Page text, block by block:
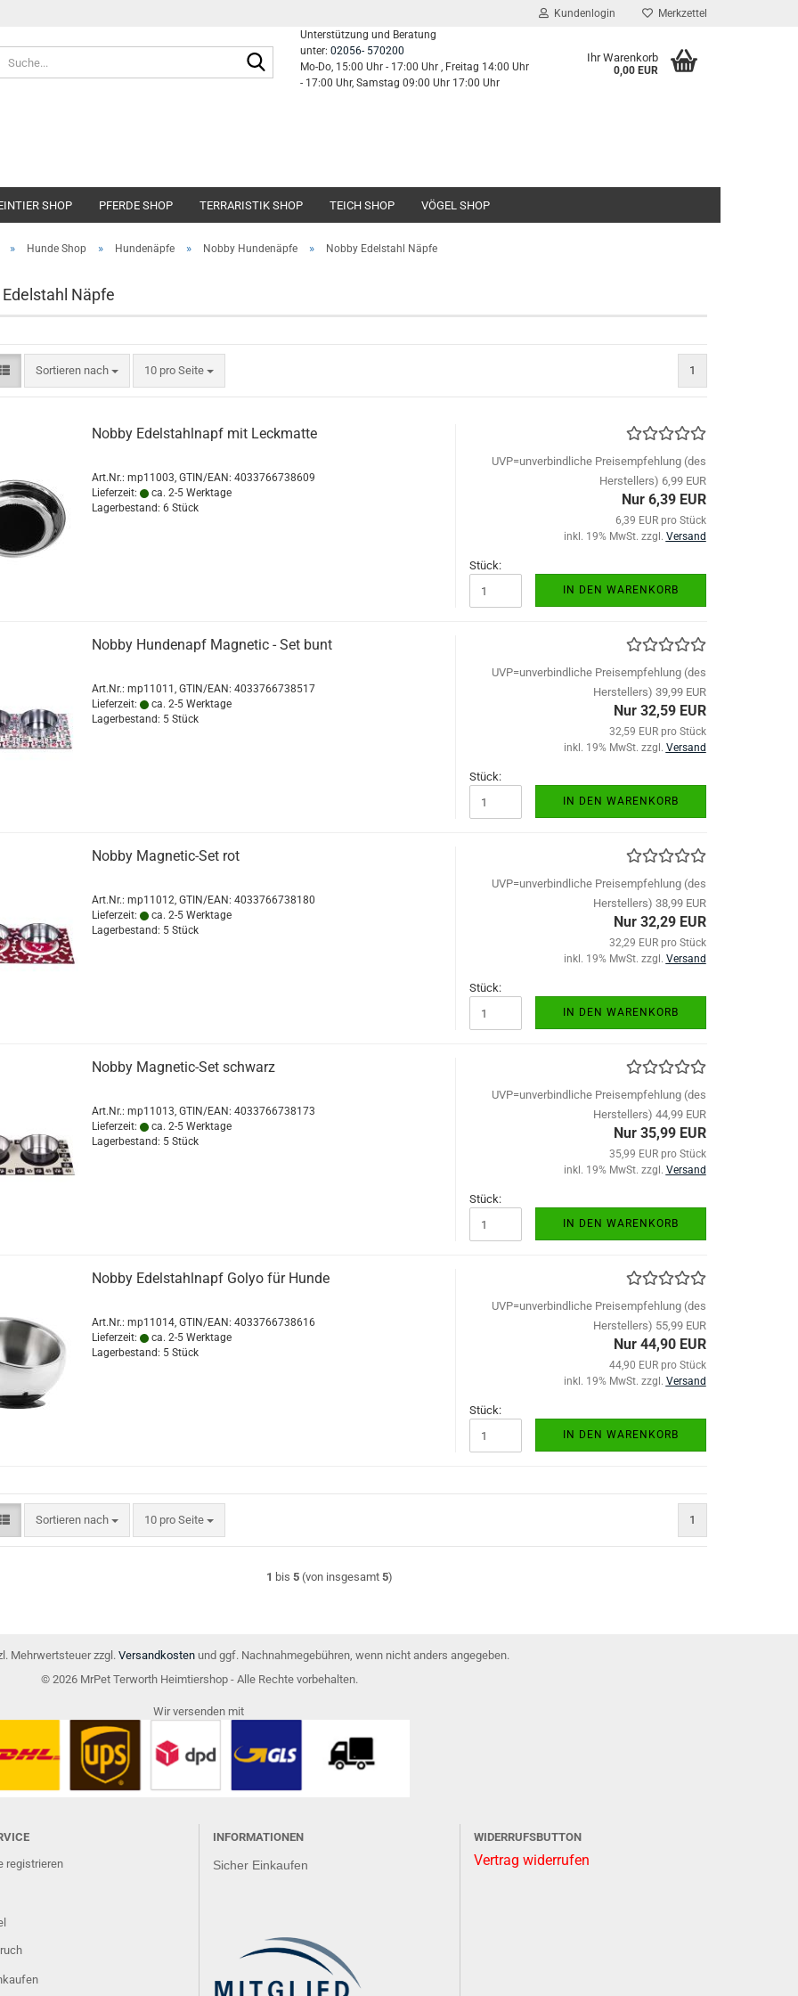
Kundenlogin Merkzettel
Suche...
Unterstützung und Beratung
unter: 02056- 570200
Mo-Do, 15:00 Uhr - 17:00 Uhr , Freitag 14:00 Uhr
- 17:00 Uhr, Samstag 09:00 Uhr 17:00 Uhr
Ihr Warenkorb
0,00 EUR
SHOP PFERDE SHOP TERRARISTIK SHOP TEICH SHOP VÖGEL SHOP
» Hunde Shop » Hundenäpfe » Nobby Hundenäpfe » Nobby Edelstahl Näpfe
Näpfe
Sortieren nach
Sortieren nach 10 pro Seite
pro Seite 1
Nobby Edelstahlnapf mit Leckmatte
Art.Nr.: mp11003 GTIN/EAN: 4033766738609
Lieferzeit:
ca. 2-5 Werktage
Lagerbestand: 6 Stück
UVP=unverbindliche Preisempfehlung (des
Herstellers) 6,99 EUR
Nur 6,39 EUR
6,39 EUR pro Stück
inkl. 19% MwSt. zzgl. Versand
Stück:
IN DEN WARENKORB
Nobby Hundenapf Magnetic - Set bunt
Art.Nr.: mp11011 GTIN/EAN: 4033766738517
Lieferzeit:
ca. 2-5 Werktage
Lagerbestand: 5 Stück
UVP=unverbindliche Preisempfehlung (des
Herstellers) 39,99 EUR
Nur 32,59 EUR
32,59 EUR pro Stück
inkl. 19% MwSt. zzgl. Versand
Stück:
IN DEN WARENKORB
Nobby Magnetic-Set rot
Art.Nr.: mp11012 GTIN/EAN: 4033766738180
Lieferzeit:
ca. 2-5 Werktage
Lagerbestand: 5 Stück
UVP=unverbindliche Preisempfehlung (des
Herstellers) 38,99 EUR
Nur 32,29 EUR
32,29 EUR pro Stück
inkl. 19% MwSt. zzgl. Versand
Stück:
IN DEN WARENKORB
Nobby Magnetic-Set schwarz
Art.Nr.: mp11013 GTIN/EAN: 4033766738173
Lieferzeit:
ca. 2-5 Werktage
Lagerbestand: 5 Stück
UVP=unverbindliche Preisempfehlung (des
Herstellers) 44,99 EUR
Nur 35,99 EUR
35,99 EUR pro Stück
inkl. 19% MwSt. zzgl. Versand
Stück:
IN DEN WARENKORB
Nobby Edelstahlnapf Golyo für Hunde
Art.Nr.: mp11014 GTIN/EAN: 4033766738616
Lieferzeit:
ca. 2-5 Werktage
Lagerbestand: 5 Stück
UVP=unverbindliche Preisempfehlung (des
Herstellers) 55,99 EUR
Nur 44,90 EUR
44,90 EUR pro Stück
inkl. 19% MwSt. zzgl. Versand
Stück:
IN DEN WARENKORB
Sortieren nach
Sortieren nach 10 pro Seite
pro Seite 1
1 bis5 (von insgesamt5)
Mehrwertsteuer zzgl. Versandkosten und ggf. Nachnahmegebühren, wenn nicht anders angegeben.
© 2026 MrPet Terworth Heimtiershop - Alle Rechte vorbehalten.
Wir versenden mit
registrieren
INFORMATIONEN
Sicher Einkaufen
WIDERRUFSBUTTON
Vertrag widerrufen